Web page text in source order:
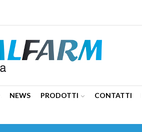
NEWS PRODOTTI CONTATTI